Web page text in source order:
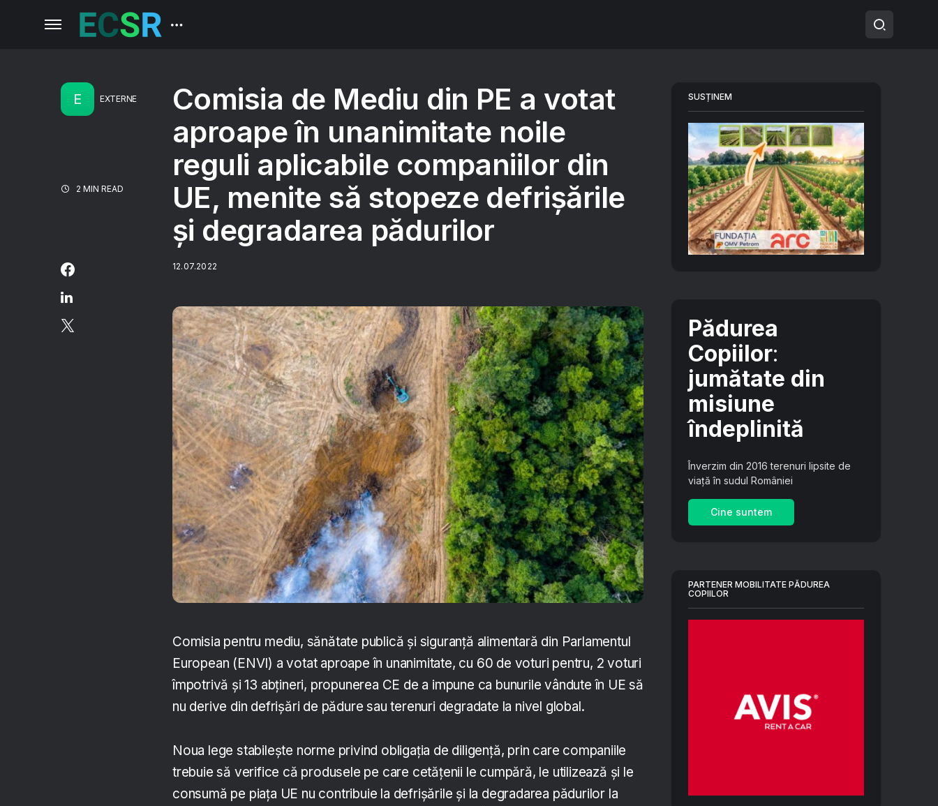
E EXTERNE
2 MIN READ
Comisia de Mediu din PE a votat
aproape în unanimitate noile
reguli aplicabile companiilor din
UE, menite să stopeze defrișările
și degradarea pădurilor
12.07.2022
Comisia pentru mediu, sănătate publică și siguranță alimentară din Parlamentul
European (ENVI) a votat aproape în unanimitate, cu 60 de voturi pentru, 2 voturi
împotrivă și 13 abțineri, propunerea CE de a impune ca bunurile vândute în UE să
nu derive din defrișări de pădure sau terenuri degradate la nivel global.
Noua lege stabilește norme privind obligația de diligență, prin care companiile
trebuie să verifice că produsele pe care cetățenii le cumpără, le utilizează și le
consumă pe piața UE nu contribuie la defrișările și la degradarea pădurilor la
SUSȚINEM
Pădurea
Copiilor:
jumătate din
misiune
îndeplinită
Înverzim din 2016 terenuri lipsite de
viață în sudul României
Cine suntem
PARTENER MOBILITATE PĂDUREA
COPIILOR